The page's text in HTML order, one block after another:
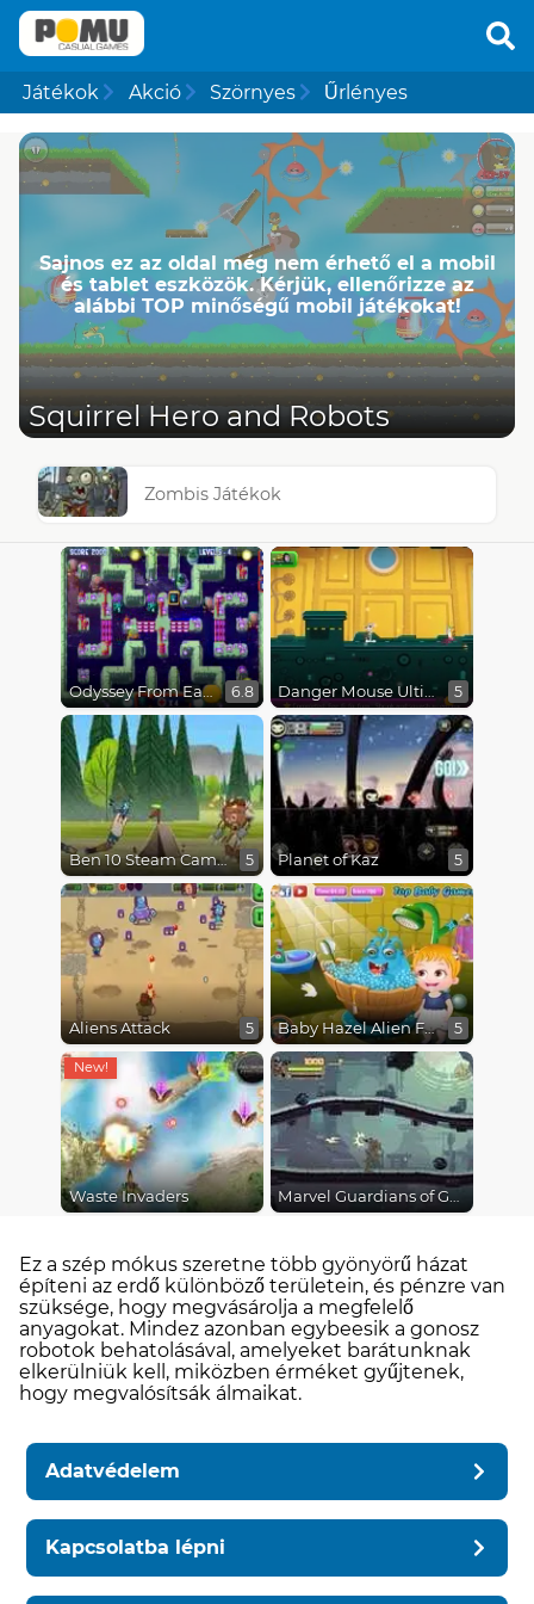
Játékok Akció Szörnyes Űrlényes
Sajnos ez az oldal még nem érhető el a mobil
és tablet eszközök. Kérjük, ellenőrizze az
alábbi TOP minőségű mobil játékokat!
Squirrel Hero and Robots
Zombis Játékok
Odyssey From Earth To Space 6.8 Danger Mouse Ultimate 5
Ben 10 Steam Camp 5 Planet of Kaz 5
Aliens Attack 5 Baby Hazel Alien Friend 5
Waste Invaders Marvel Guardians of Galaxy
Ez a szép mókus szeretne több gyönyörű házat
építeni az erdő különböző területein, és pénzre van
szüksége, hogy megvásárolja a megfelelő
anyagokat. Mindez azonban egybeesik a gonosz
robotok behatolásával, amelyeket barátunknak
elkerülniük kell, miközben érméket gyűjtenek,
hogy megvalósítsák álmaikat.
Adatvédelem
Kapcsolatba lépni